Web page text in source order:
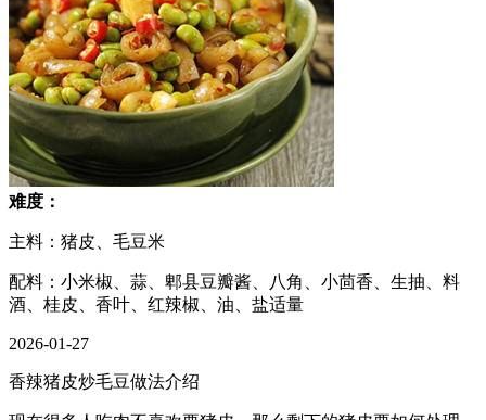
难度：
主料：猪皮、毛豆米
配料：小米椒、蒜、郫县豆瓣酱、八角、小茴香、生抽、料
酒、桂皮、香叶、红辣椒、油、盐适量
2026-01-27
香辣猪皮炒毛豆做法介绍